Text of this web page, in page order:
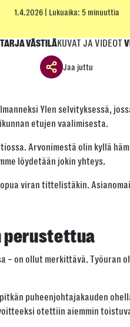
1.4.2026 | Lukuaika: 5 minuuttia
TARJA VÄSTILÄKUVAT JA VIDEOT
Jaa juttu
Jaa tämä linkki seuraavilla tavoilla
Tai kopioi linkki
Ylen selvityksessä,
etujen vaalimisesta.
Arvonimestä olin kyllä
löydetään jokin yhteys.
viran tittelistäkin.
perustettua
– on ollut merkittävä.
puheenjohtajakauden
otettiin aiemmin